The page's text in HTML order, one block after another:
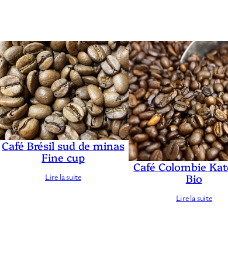
Café Brésil sud de minas
Fine cup
Lire la suite
Café Colombie
Bio
Lire la suite